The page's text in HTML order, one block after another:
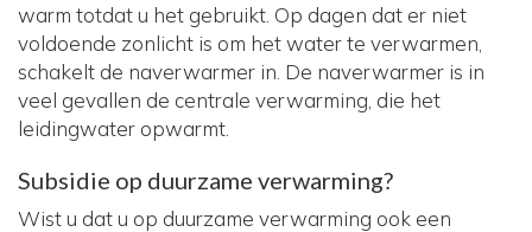
warm totdat u het gebruikt. Op dagen dat er niet
voldoende zonlicht is om het water te verwarmen,
schakelt de naverwarmer in. De naverwarmer is in
veel gevallen de centrale verwarming, die het
leidingwater opwarmt.
Subsidie op duurzame verwarming?
Wist u dat u op duurzame verwarming ook een